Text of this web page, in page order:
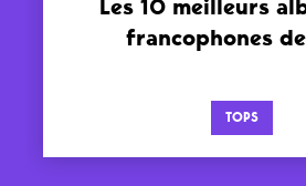
Les 10 meilleurs
francophones
TOPS